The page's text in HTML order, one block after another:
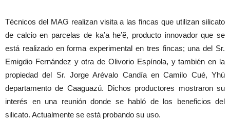
Técnicos del MAG realizan visita a las fincas que utilizan silicato
de calcio en parcelas de ka’a he’ẽ, producto innovador que se
está realizado en forma experimental en tres fincas; una del Sr.
Emigdio Fernández y otra de Olivorio Espínola, y también en la
propiedad del Sr. Jorge Arévalo Candía en Camilo Cué, Yhú
departamento de Caaguazú. Dichos productores mostraron su
interés en una reunión donde se habló de los beneficios del
silicato. Actualmente se está probando su uso.